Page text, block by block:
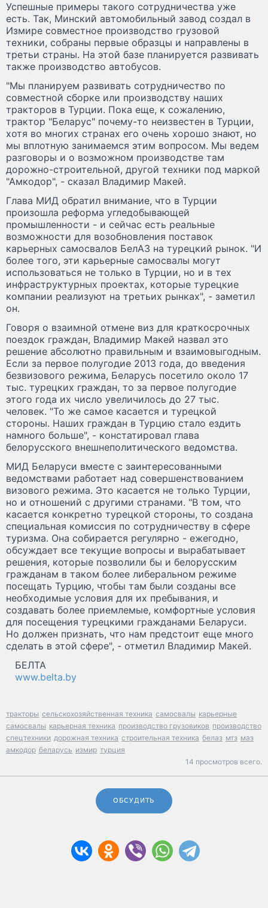
Успешные примеры такого сотрудничества уже
есть. Так, Минский автомобильный завод создал в
Измире совместное производство грузовой
техники, собраны первые образцы и направлены в
третьи страны. На этой базе планируется развивать
также производство автобусов.
"Мы планируем развивать сотрудничество по
совместной сборке или производству наших
тракторов в Турции. Пока еще, к сожалению,
трактор "Беларус" почему-то неизвестен в Турции,
хотя во многих странах его очень хорошо знают, но
мы вплотную занимаемся этим вопросом. Мы ведем
разговоры и о возможном производстве там
дорожно-строительной, другой техники под маркой
"Амкодор", - сказал Владимир Макей.
Глава МИД обратил внимание, что в Турции
произошла реформа угледобывающей
промышленности - и сейчас есть реальные
возможности для возобновления поставок
карьерных самосвалов БелАЗ на турецкий рынок. "И
более того, эти карьерные самосвалы могут
использоваться не только в Турции, но и в тех
инфраструктурных проектах, которые турецкие
компании реализуют на третьих рынках", - заметил
он.
Говоря о взаимной отмене виз для краткосрочных
поездок граждан, Владимир Макей назвал это
решение абсолютно правильным и взаимовыгодным.
Если за первое полугодие 2013 года, до введения
безвизового режима, Беларусь посетило около 17
тыс. турецких граждан, то за первое полугодие
этого года их число увеличилось до 27 тыс.
человек. "То же самое касается и турецкой
стороны. Наших граждан в Турцию стало ездить
намного больше", - констатировал глава
белорусского внешнеполитического ведомства.
МИД Беларуси вместе с заинтересованными
ведомствами работает над совершенствованием
визового режима. Это касается не только Турции,
но и отношений с другими странами. "В том, что
касается конкретно турецкой стороны, то создана
специальная комиссия по сотрудничеству в сфере
туризма. Она собирается регулярно - ежегодно,
обсуждает все текущие вопросы и вырабатывает
решения, которые позволили бы и белорусским
гражданам в таком более либеральном режиме
посещать Турцию, чтобы там были созданы все
необходимые условия для их пребывания, и
создавать более приемлемые, комфортные условия
для посещения турецкими гражданами Беларуси.
Но должен признать, что нам предстоит еще много
сделать в этой сфере", - отметил Владимир Макей.
БЕЛТА
www.belta.by
тракторы сельскохозяйственная техника самосвалы карьерные
самосвалы карьерная техника производство грузовиков производство
спецтехники дорожная техника строительная техника белаз мтз маз
амкодор беларусь измир турция
14 просмотров всего.
ОБСУДИТЬ